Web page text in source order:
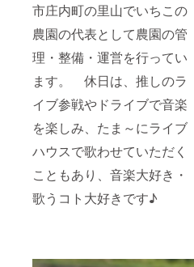
市庄内町の里山でいちこの
農園の代表として農園の管
理・整備・運営を行ってい
ます。 休日は、推しのラ
イブ参戦やドライブで音楽
を楽しみ、たま～にライブ
ハウスで歌わせていただく
こともあり、音楽大好き・
歌うコト大好きです♪